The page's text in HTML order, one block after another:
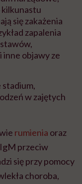
kilkunastu
się zakażenia
zapalenia
inne objawy ze
stadium,
w zajętych
rumienia oraz
IgM przeciw
się przy pomocy
choroba,